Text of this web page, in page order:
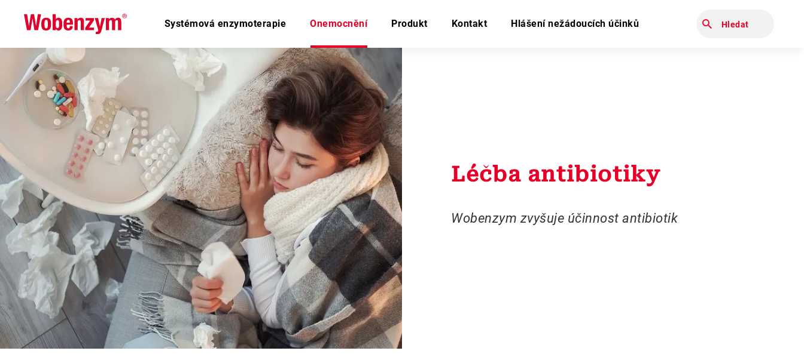
Systémová enzymoterapie Onemocnění Produkt Kontakt Hlášení nežádoucích účinků
Léčba antibiotiky
Wobenzym zvyšuje účinnost antibiotik